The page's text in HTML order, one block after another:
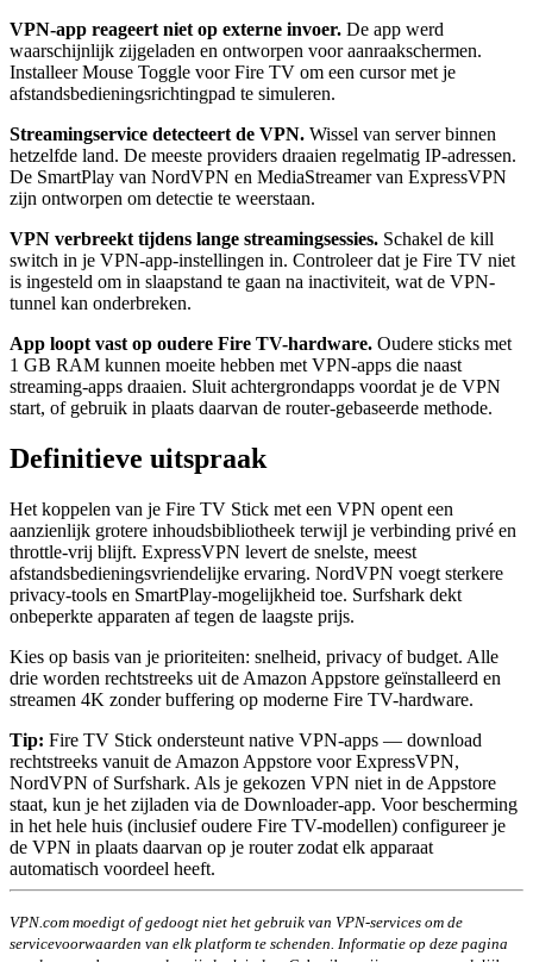
VPN-app reageert niet op externe invoer. De app werd
waarschijnlijk zijgeladen en ontworpen voor aanraakschermen.
Installeer Mouse Toggle voor Fire TV om een cursor met je
afstandsbedieningsrichtingpad te simuleren.
Streamingservice detecteert de VPN. Wissel van server binnen
hetzelfde land. De meeste providers draaien regelmatig IP-adressen.
De SmartPlay van NordVPN en MediaStreamer van ExpressVPN
zijn ontworpen om detectie te weerstaan.
VPN verbreekt tijdens lange streamingsessies. Schakel de kill
switch in je VPN-app-instellingen in. Controleer dat je Fire TV niet
is ingesteld om in slaapstand te gaan na inactiviteit, wat de VPN-
tunnel kan onderbreken.
App loopt vast op oudere Fire TV-hardware. Oudere sticks met
1 GB RAM kunnen moeite hebben met VPN-apps die naast
streaming-apps draaien. Sluit achtergrondapps voordat je de VPN
start, of gebruik in plaats daarvan de router-gebaseerde methode.
Definitieve uitspraak
Het koppelen van je Fire TV Stick met een VPN opent een
aanzienlijk grotere inhoudsbibliotheek terwijl je verbinding privé en
throttle-vrij blijft. ExpressVPN levert de snelste, meest
afstandsbedieningsvriendelijke ervaring. NordVPN voegt sterkere
privacy-tools en SmartPlay-mogelijkheid toe. Surfshark dekt
onbeperkte apparaten af tegen de laagste prijs.
Kies op basis van je prioriteiten: snelheid, privacy of budget. Alle
drie worden rechtstreeks uit de Amazon Appstore geïnstalleerd en
streamen 4K zonder buffering op moderne Fire TV-hardware.
Tip: Fire TV Stick ondersteunt native VPN-apps — download
rechtstreeks vanuit de Amazon Appstore voor ExpressVPN,
NordVPN of Surfshark. Als je gekozen VPN niet in de Appstore
staat, kun je het zijladen via de Downloader-app. Voor bescherming
in het hele huis (inclusief oudere Fire TV-modellen) configureer je
de VPN in plaats daarvan op je router zodat elk apparaat
automatisch voordeel heeft.
VPN.com moedigt of gedoogt niet het gebruik van VPN-services om de
servicevoorwaarden van elk platform te schenden. Informatie op deze pagina